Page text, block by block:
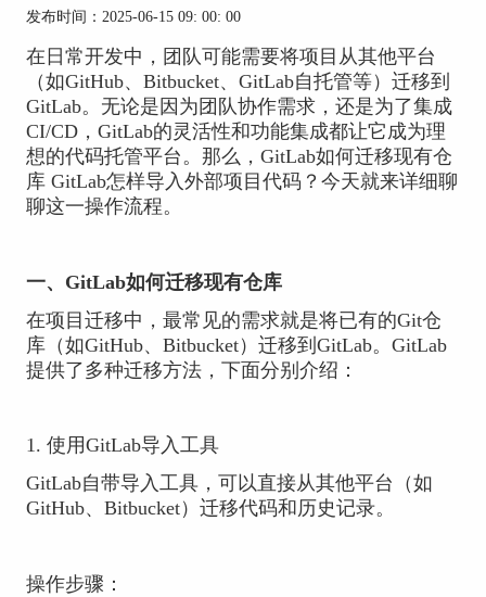
发布时间：2025-06-15 09: 00: 00
在日常开发中，团队可能需要将项目从其他平台
（如GitHub、Bitbucket、GitLab自托管等）迁移到
GitLab。无论是因为团队协作需求，还是为了集成
CI/CD，GitLab的灵活性和功能集成都让它成为理
想的代码托管平台。那么，GitLab如何迁移现有仓
库 GitLab怎样导入外部项目代码？今天就来详细聊
聊这一操作流程。
一、GitLab如何迁移现有仓库
在项目迁移中，最常见的需求就是将已有的Git仓
库（如GitHub、Bitbucket）迁移到GitLab。GitLab
提供了多种迁移方法，下面分别介绍：
1. 使用GitLab导入工具
GitLab自带导入工具，可以直接从其他平台（如
GitHub、Bitbucket）迁移代码和历史记录。
操作步骤：